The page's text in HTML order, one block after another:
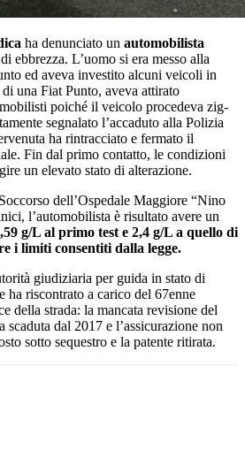
ha denunciato un automobilista
ebbrezza. L’uomo si era messo alla
ed aveva investito alcuni veicoli in
una Fiat Punto, aveva attirato
poiché il veicolo procedeva zig-
segnalato l’accaduto alla Polizia
ha rintracciato e fermato il
Fin dal primo contatto, le condizioni
un elevato stato di alterazione.
dell’Ospedale Maggiore “Nino
l’automobilista è risultato avere un
g/L al primo test e 2,4 g/L a quello di
i limiti consentiti dalla legge.
giudiziaria per guida in stato di
ha riscontrato a carico del 67enne
della strada: la mancata revisione del
dal 2017 e l’assicurazione non
sotto sequestro e la patente ritirata.